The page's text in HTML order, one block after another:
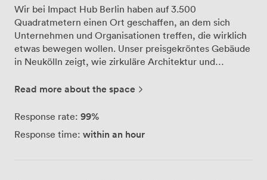
Wir bei Impact Hub Berlin haben auf 3.500
Quadratmetern einen Ort geschaffen, an dem sich
Unternehmen und Organisationen treffen, die wirklich
etwas bewegen wollen. Unser preisgekröntes Gebäude
in Neukölln zeigt, wie zirkuläre Architektur und
Menschen, die Kreislaufwirtschaft, Diversität und
täglich umsetzen. Für Ihre Meetings bieten wir modular
anpassen lassen. Ob Sie einen Workshop für 10
Read more about the space
Response rate: 99%
Response time: within an hour